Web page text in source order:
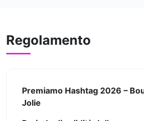
Regolamento
Premiamo Hashtag 2026 –
Jolie